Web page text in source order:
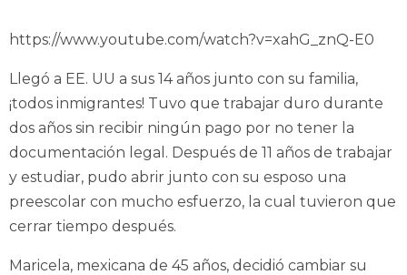
https://www.youtube.com/watch?v=xahG_znQ-E0
Llegó a EE. UU a sus 14 años junto con su familia,
¡todos inmigrantes! Tuvo que trabajar duro durante
dos años sin recibir ningún pago por no tener la
documentación legal. Después de 11 años de trabajar
y estudiar, pudo abrir junto con su esposo una
preescolar con mucho esfuerzo, la cual tuvieron que
cerrar tiempo después.
Maricela, mexicana de 45 años, decidió cambiar su